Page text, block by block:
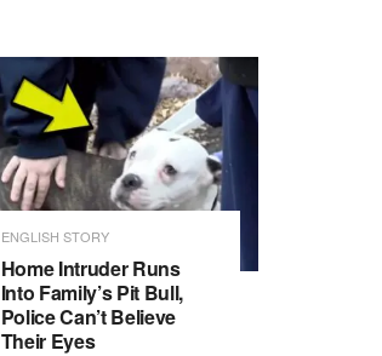
ENGLISH STORY
Home Intruder Runs
Into Family’s Pit Bull,
Police Can’t Believe
Their Eyes